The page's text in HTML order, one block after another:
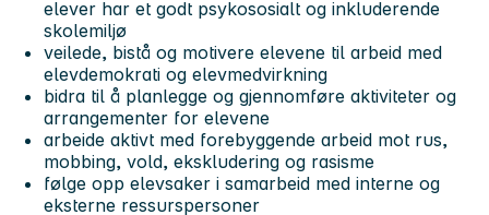
elever har et godt psykososialt og inkluderende
skolemiljø
veilede, bistå og motivere elevene til arbeid med
elevdemokrati og elevmedvirkning
bidra til å planlegge og gjennomføre aktiviteter og
arrangementer for elevene
arbeide aktivt med forebyggende arbeid mot rus,
mobbing, vold, ekskludering og rasisme
følge opp elevsaker i samarbeid med interne og
eksterne ressurspersoner